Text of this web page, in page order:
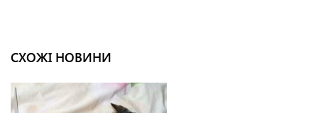
СХОЖІ НОВИНИ